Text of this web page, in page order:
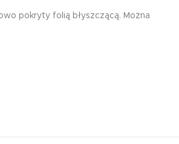
pokryty folią błyszczącą. Można